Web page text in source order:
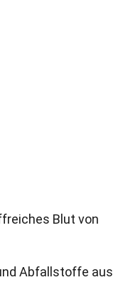
Blut von
Abfallstoffe aus